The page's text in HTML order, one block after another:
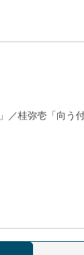
／桂弥壱「向う